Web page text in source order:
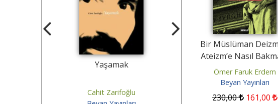
Yaşamak
Cahit Zarifoğlu
Cahit Zarifoğlu
Bir Müslüman
Ateizm’e Nasıl
Ömer Faruk Erdem
Beyan Yayınları
230,00 161,00